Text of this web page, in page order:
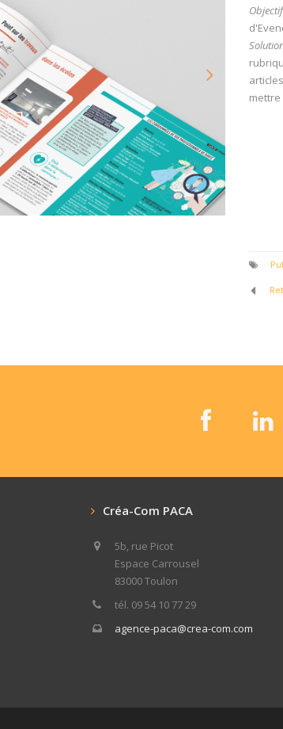
Créa-Com PACA
5b, rue Picot
Espace Carrousel
83000 Toulon
tél. 09 54 10 77 29
agence-paca@crea-com.com